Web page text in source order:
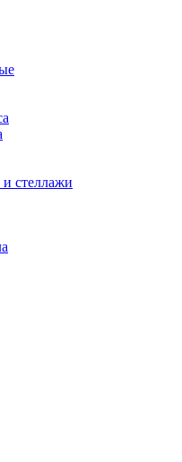
стеллажи